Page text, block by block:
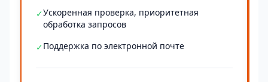
✓Ускоренная проверка, приоритетная
обработка запросов
✓Поддержка по электронной почте